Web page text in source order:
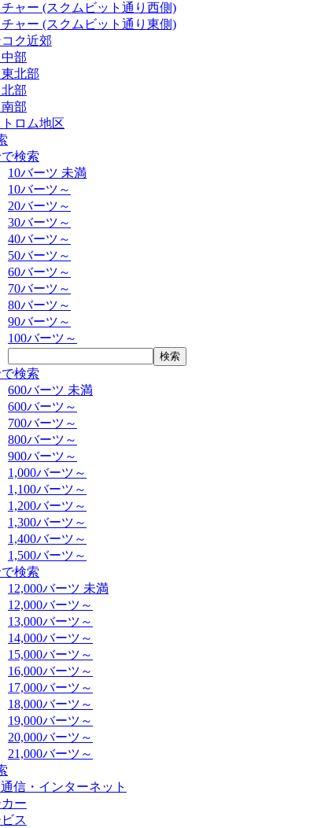
チャー (スクムビット通り西側)
チャー (スクムビット通り東側)
ク近郊
部
北部
部
部
ロム地区
検索
10バーツ 未満
10バーツ～
20バーツ～
30バーツ～
40バーツ～
50バーツ～
60バーツ～
70バーツ～
80バーツ～
90バーツ～
100バーツ～
で検索
600バーツ 未満
600バーツ～
700バーツ～
800バーツ～
900バーツ～
1,000バーツ～
1,100バーツ～
1,200バーツ～
1,300バーツ～
1,400バーツ～
1,500バーツ～
検索
12,000バーツ 未満
12,000バーツ～
13,000バーツ～
14,000バーツ～
15,000バーツ～
16,000バーツ～
17,000バーツ～
18,000バーツ～
19,000バーツ～
20,000バーツ～
21,000バーツ～
信・インターネット
ー
ス